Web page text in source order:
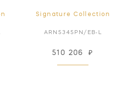
Signature Collection
ARN5345PN/EB-L
510 206 ₽